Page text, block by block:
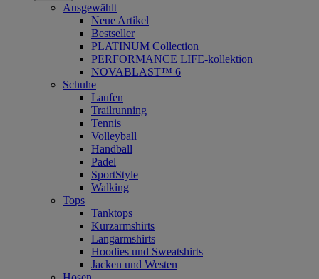
Ausgewählt
Neue Artikel
Bestseller
PLATINUM Collection
PERFORMANCE LIFE-kollektion
NOVABLAST™ 6
Schuhe
Laufen
Trailrunning
Tennis
Volleyball
Handball
Padel
SportStyle
Walking
Tops
Tanktops
Kurzarmshirts
Langarmshirts
Hoodies und Sweatshirts
Jacken und Westen